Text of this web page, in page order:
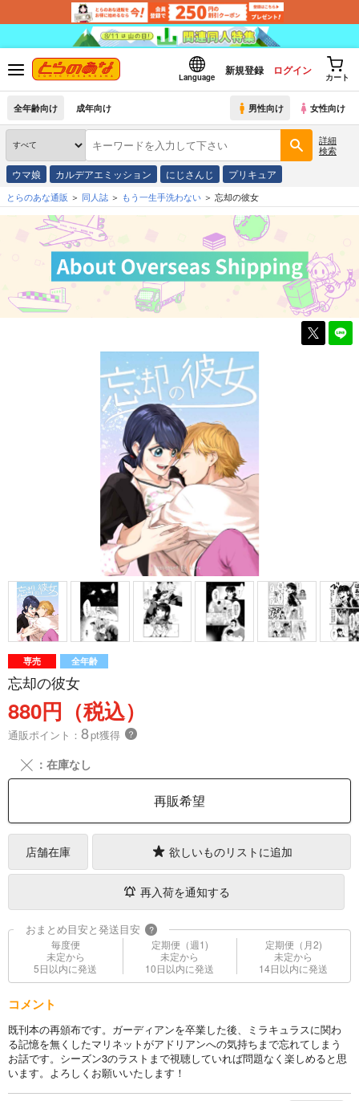
Language
新規登録 ログイン
カート
全年齢向け 成年向け 男性向け 女性向け
詳細
検索
ウマ娘 カルデアエミッション にじさんじ プリキュア
とらのあな通販 同人誌 もう一生手洗わない 忘却の彼女
専売 全年齢
忘却の彼女
880円（税込）
通販ポイント： 8pt獲得 ？
╳ ：在庫なし
再販希望
店舗在庫 欲しいものリストに追加
再入荷を通知する
おまとめ目安と発送目安 ?
毎度便
未定から
5日以内に発送
定期便（週1)
未定から
10日以内に発送
定期便（月2)
未定から
14日以内に発送
コメント
既刊本の再頒布です。ガーディアンを卒業した後、ミラキュラスに関わ
る記憶を無くしたマリネットがアドリアンへの気持ちまで忘れてしまう
お話です。シーズン3のラストまで視聴していれば問題なく楽しめると思
います。よろしくお願いいたします！